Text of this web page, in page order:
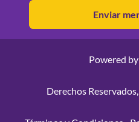
Powered by
Derechos Reservados,